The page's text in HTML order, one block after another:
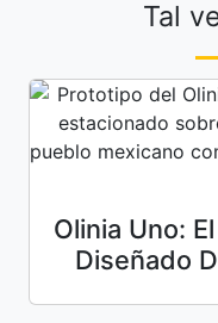
Tal
Olinia Uno:
Diseñado